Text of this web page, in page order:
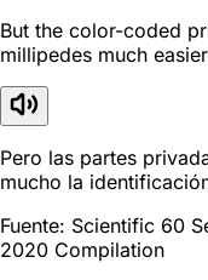
But the color-coded
millipedes much
Pero las partes
mucho la
Fuente: Scientific 60
2020 Compilation